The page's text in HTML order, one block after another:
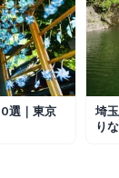
選｜東京
埼
り